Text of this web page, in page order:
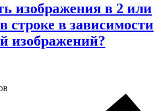
изображения в 2 или
строке в зависимости
изображений?